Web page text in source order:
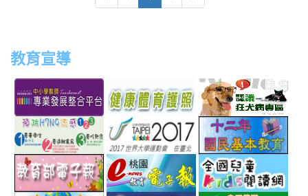
教育宣導
to
http://teachernet.moe.edu.tw/MAIN/index.aspx
link
to
https://airtw.epa.gov.tw/
link
to
http://
link
link
to
http://www.perdc.ntnu.edu.tw/anti-
flu/catalog.php?
link
http://
link
to
link
to